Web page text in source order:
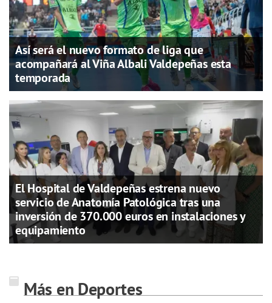
Así será el nuevo formato de liga que
acompañará al Viña Albali Valdepeñas esta
temporada
El Hospital de Valdepeñas estrena nuevo
servicio de Anatomía Patológica tras una
inversión de 370.000 euros en instalaciones y
equipamiento
Más en Deportes